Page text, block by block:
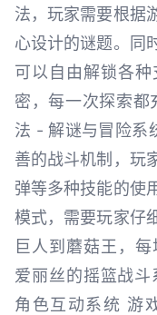
法，玩家需要根据
心设计的谜题。同
可以自由解锁各
密，每一次探索都
法 - 解谜与冒险系
善的战斗机制，玩
弹等多种技能的使
模式，需要玩家仔
巨人到蘑菇王，每
爱丽丝的摇篮战
角色互动系统 游